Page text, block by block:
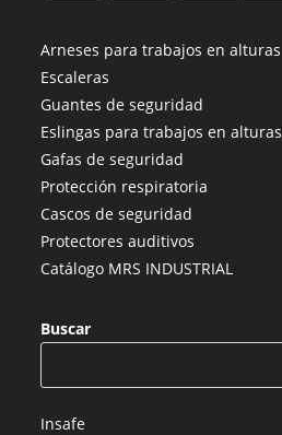
abre
en
una
nueva
pestaña
abre
una
nueva
pestaña
abre
una
nueva
pestaña
abre
nueva
Arneses para trabajos en alturas
Escaleras
Guantes de seguridad
Eslingas para trabajos en alturas
Gafas de seguridad
Protección respiratoria
Cascos de seguridad
Protectores auditivos
Catálogo MRS INDUSTRIAL
Buscar
Insafe